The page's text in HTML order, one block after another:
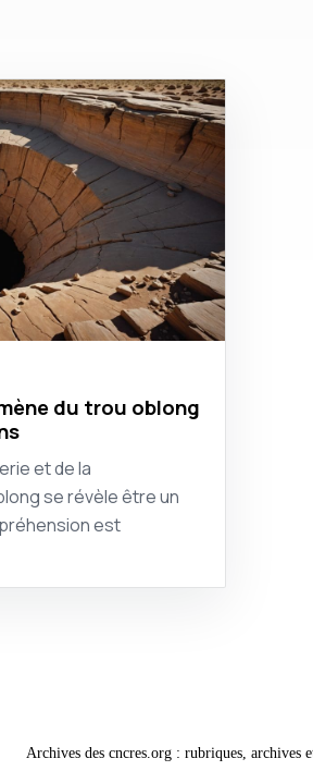
du trou oblong
et de la
se révèle être un
est
Archives des cncres.org : rubriques, archives